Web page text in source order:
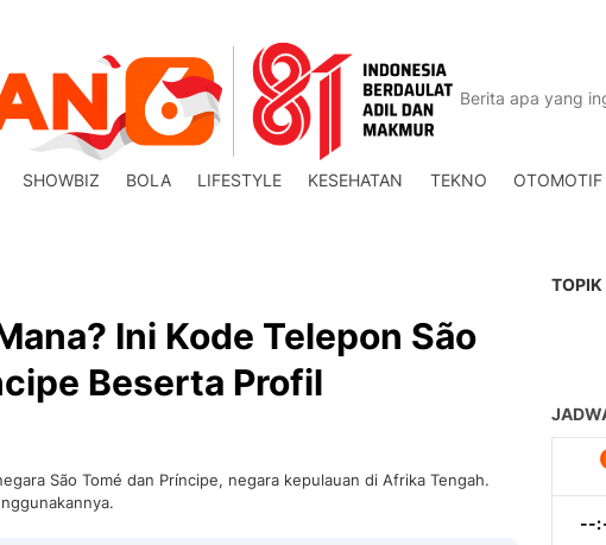
SHOWBIZ BOLA LIFESTYLE KESEHATAN TEKNO OTOMOTIF
Ini Kode Telepon São
Beserta Profil
São Tomé dan Príncipe, negara kepulauan di Afrika Tengah.
TOPIK